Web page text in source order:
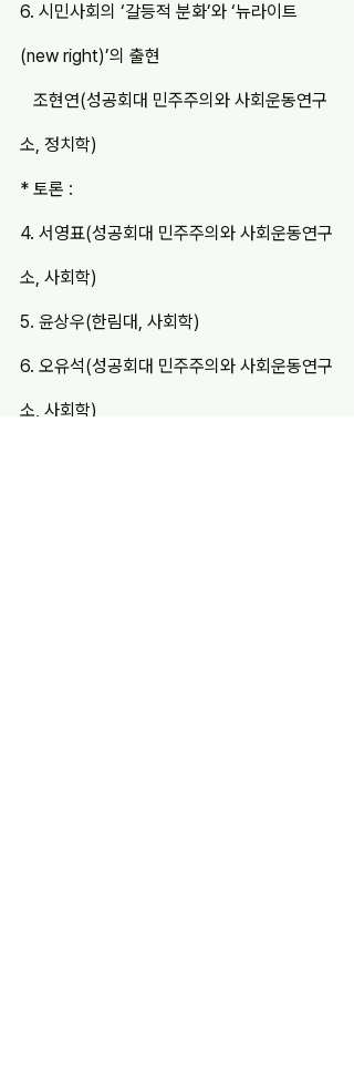
6. 시민사회의 ‘갈등적 분화’와 ‘뉴라이트
(new right)’의 출현
소, 정치학)
* 토론 :
4. 서영표(성공회대 민주주의와 사회운동연구
소, 사회학)
5. 윤상우(한림대, 사회학)
6. 오유석(성공회대 민주주의와 사회운동연구
소, 사회학)